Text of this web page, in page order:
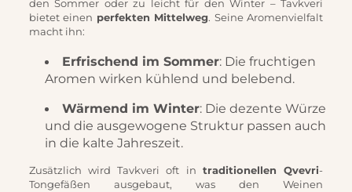
den Sommer oder zu leicht für den Winter – Tavkveri
bietet einen perfekten Mittelweg. Seine Aromenvielfalt
macht ihn:
Erfrischend im Sommer: Die fruchtigen
Aromen wirken kühlend und belebend.
Wärmend im Winter: Die dezente Würze
und die ausgewogene Struktur passen auch
in die kalte Jahreszeit.
Zusätzlich wird Tavkveri oft in traditionellen Qvevri-
Tongefäßen ausgebaut, was den Weinen